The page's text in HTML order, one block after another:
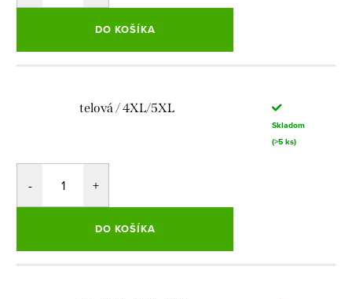
DO KOŠÍKA
telová / 4XL/5XL
Skladom
(>5 ks)
DO KOŠÍKA